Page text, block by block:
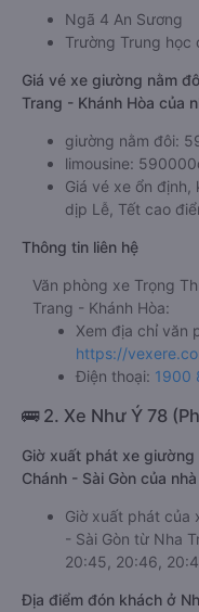
Ngã 4 An Sương
Trường Trung học
Giá vé xe giường nằm
Trang - Khánh Hòa của
giường nằm đôi:
limousine:
Giá vé xe ổn
dịp Lễ, Tết cao
Thông tin liên hệ
Văn phòng xe Trọng
Trang - Khánh Hòa:
Xem địa chỉ văn
https://
Điện thoại: 1900
🚌 2. Xe Như Ý 78
Giờ xuất phát xe giường
Chánh - Sài Gòn của
Giờ xuất phát của
- Sài Gòn từ Nha
20:45, 20:46,
Địa điểm đón khách ở